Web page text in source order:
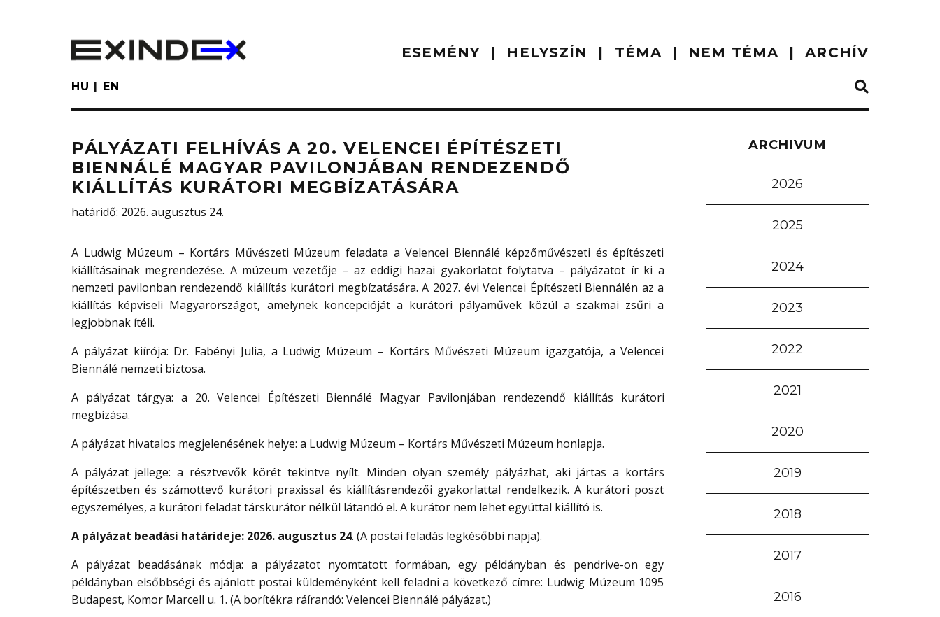
ESEMÉNY HELYSZÍN TÉMA NEM TÉMA ARCHÍV
HU EN
PÁLYÁZATI FELHÍVÁS A 20. VELENCEI ÉPÍTÉSZETI
BIENNÁLÉ MAGYAR PAVILONJÁBAN RENDEZENDŐ
KIÁLLÍTÁS KURÁTORI MEGBÍZATÁSÁRA
határidő: 2026. augusztus 24.
A Ludwig Múzeum – Kortárs Művészeti Múzeum feladata a Velencei Biennálé képzőművészeti és építészeti
kiállításainak megrendezése. A múzeum vezetője – az eddigi hazai gyakorlatot folytatva – pályázatot ír ki a
nemzeti pavilonban rendezendő kiállítás kurátori megbízatására. A 2027. évi Velencei Építészeti Biennálén az a
kiállítás képviseli Magyarországot, amelynek koncepcióját a kurátori pályaművek közül a szakmai zsűri a
legjobbnak ítéli.
A pályázat kiírója: Dr. Fabényi Julia, a Ludwig Múzeum – Kortárs Művészeti Múzeum igazgatója, a Velencei
Biennálé nemzeti biztosa.
A pályázat tárgya: a 20. Velencei Építészeti Biennálé Magyar Pavilonjában rendezendő kiállítás kurátori
megbízása.
A pályázat hivatalos megjelenésének helye: a Ludwig Múzeum – Kortárs Művészeti Múzeum honlapja.
A pályázat jellege: a résztvevők körét tekintve nyílt. Minden olyan személy pályázhat, aki jártas a kortárs
építészetben és számottevő kurátori praxissal és kiállításrendezői gyakorlattal rendelkezik. A kurátori poszt
egyszemélyes, a kurátori feladat társkurátor nélkül látandó el. A kurátor nem lehet egyúttal kiállító is.
A pályázat beadási határideje: 2026. augusztus 24. (A postai feladás legkésőbbi napja).
A pályázat beadásának módja: a pályázatot nyomtatott formában, egy példányban és pendrive-on egy
példányban elsőbbségi és ajánlott postai küldeményként kell feladni a következő címre: Ludwig Múzeum 1095
Budapest, Komor Marcell u. 1. (A borítékra ráírandó: Velencei Biennálé pályázat.)
ARCHÍVUM
2026
2025
2024
2023
2022
2021
2020
2019
2018
2017
2016